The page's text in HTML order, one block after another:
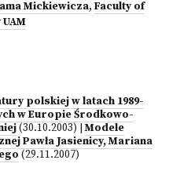
Mickiewicza, Faculty of
polskiej w latach 1989-
w Europie Środkowo-
(30.10.2003) |Modele
Pawła Jasienicy, Mariana
(29.11.2007)